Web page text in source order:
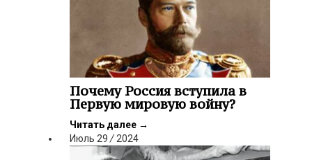
Почему Россия вступила в
Первую мировую войну?
Читать далее →
Июль 29 / 2024